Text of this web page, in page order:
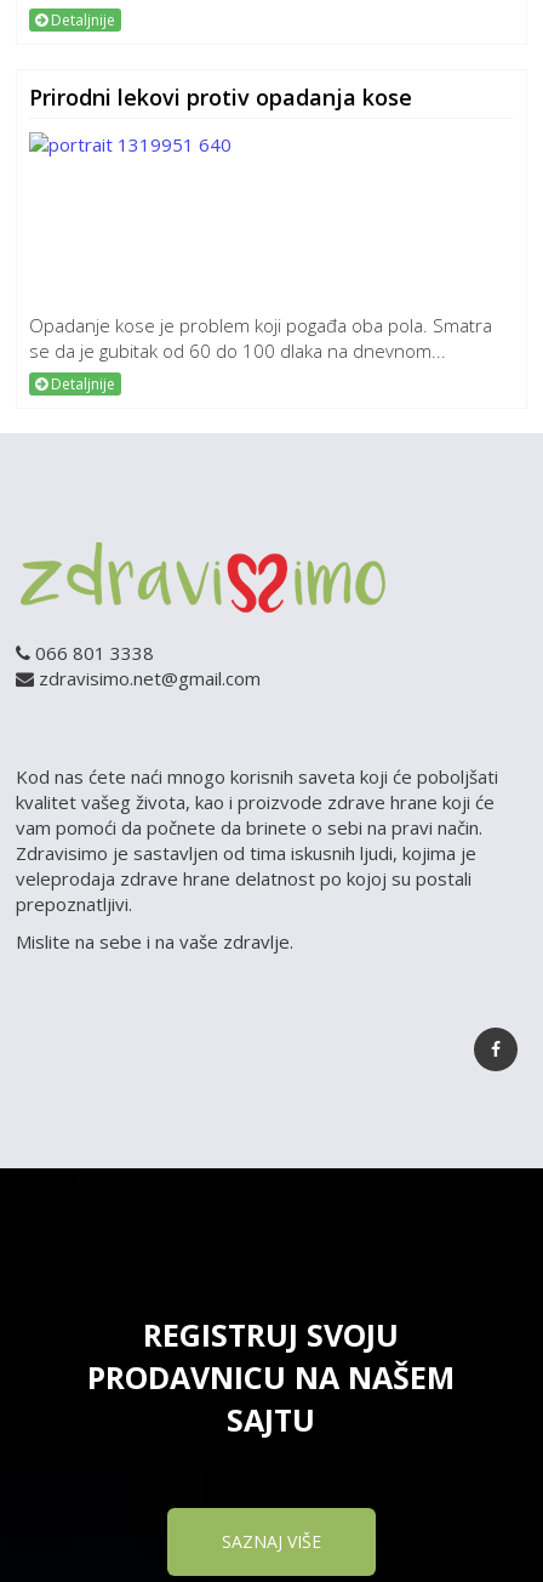
Detaljnije
Prirodni lekovi protiv opadanja kose
Opadanje kose je problem koji pogađa oba pola. Smatra
se da je gubitak od 60 do 100 dlaka na dnevnom...
Detaljnije
066 801 3338
zdravisimo.net@gmail.com
Kod nas ćete naći mnogo korisnih saveta koji će poboljšati
kvalitet vašeg života, kao i proizvode zdrave hrane koji će
vam pomoći da počnete da brinete o sebi na pravi način.
Zdravisimo je sastavljen od tima iskusnih ljudi, kojima je
veleprodaja zdrave hrane delatnost po kojoj su postali
prepoznatljivi.
Mislite na sebe i na vaše zdravlje.
REGISTRUJ SVOJU
PRODAVNICU NA NAŠEM
SAJTU
SAZNAJ VIŠE